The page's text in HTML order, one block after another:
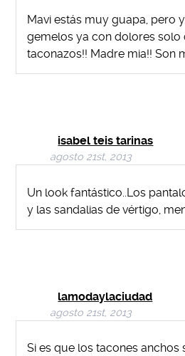
Mavi estás muy guapa, pero
gemelos ya con dolores solo
taconazos!! Madre mia!! Son
isabel teis tarinas
agosto 21st, 2013
Un look fantástico..Los
y las sandalias de vértigo,
lamodaylaciudad
agosto 21st, 2013
Si es que los tacones anchos